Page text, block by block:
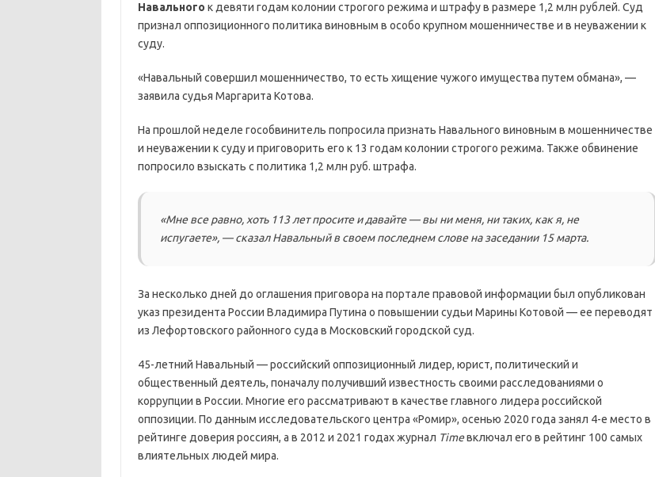
Навального к девяти годам колонии строгого режима и штрафу в размере 1,2 млн рублей. Суд
признал оппозиционного политика виновным в особо крупном мошенничестве и в неуважении к
суду.
«Навальный совершил мошенничество, то есть хищение чужого имущества путем обмана», —
заявила судья Маргарита Котова.
На прошлой неделе гособвинитель попросила признать Навального виновным в мошенничестве
и неуважении к суду и приговорить его к 13 годам колонии строгого режима. Также обвинение
попросило взыскать с политика 1,2 млн руб. штрафа.
«Мне все равно, хоть 113 лет просите и давайте — вы ни меня, ни таких, как я, не
испугаете», — сказал Навальный в своем последнем слове на заседании 15 марта.
За несколько дней до оглашения приговора на портале правовой информации был опубликован
указ президента России Владимира Путина о повышении судьи Марины Котовой — ее переводят
из Лефортовского районного суда в Московский городской суд.
45-летний Навальный — российский оппозиционный лидер, юрист, политический и
общественный деятель, поначалу получивший известность своими расследованиями о
коррупции в России. Многие его рассматривают в качестве главного лидера российской
оппозиции. По данным исследовательского центра «Ромир», осенью 2020 года занял 4-е место в
рейтинге доверия россиян, а в 2012 и 2021 годах журнал Timeвключал его в рейтинг 100 самых
влиятельных людей мира.